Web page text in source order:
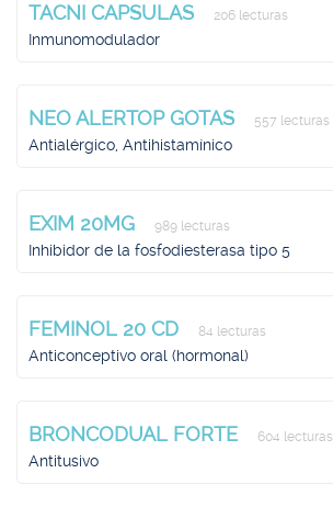
TACNI CAPSULAS 206 lecturas
Inmunomodulador
NEO ALERTOP GOTAS 557 lecturas
Antialérgico, Antihistamínico
EXIM 20MG 989 lecturas
Inhibidor de la fosfodiesterasa tipo 5
FEMINOL 20 CD 84 lecturas
Anticonceptivo oral (hormonal)
BRONCODUAL FORTE 604 lecturas
Antitusivo